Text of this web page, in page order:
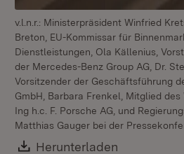
v.l.n.r.: Ministerpräsident Winfried
Breton, EU-Kommissar für
Dienstleistungen, Ola Källenius,
der Mercedes-Benz Group AG, Dr.
Vorsitzender der Geschäftsführung
GmbH, Barbara Frenkel, Mitglied des
Ing h.c. F. Porsche AG, und
Matthias Gauger bei der
Download:
Herunterladen